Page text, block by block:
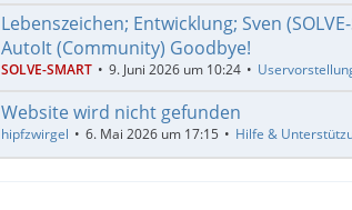
Lebenszeichen; Entwicklung; Sven
AutoIt (Community) Goodbye!
SOLVE-SMART 9. Juni 2026 um 10:24
Website wird nicht gefunden
hipfzwirgel 6. Mai 2026 um 17:15 Hilfe &